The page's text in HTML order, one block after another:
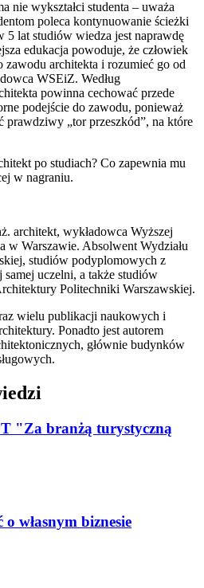
nie wykształci studenta – uważa
poleca kontynuowanie ścieżki
5 lat studiów wiedza jest naprawdę
edukacja powoduje, że człowiek
architekta i rozumieć go od
WSEiZ. Według
powinna cechować przede
podejście do zawodu, ponieważ
prawdziwy „tor przeszkód”, na które
po studiach? Co zapewnia mu
w nagraniu.
architekt, wykładowca Wyższej
w Warszawie. Absolwent Wydziału
studiów podyplomowych z
uczelni, a także studiów
Politechniki Warszawskiej.
wielu publikacji naukowych i
Ponadto jest autorem
głównie budynków
"Za branżą turystyczną
własnym biznesie